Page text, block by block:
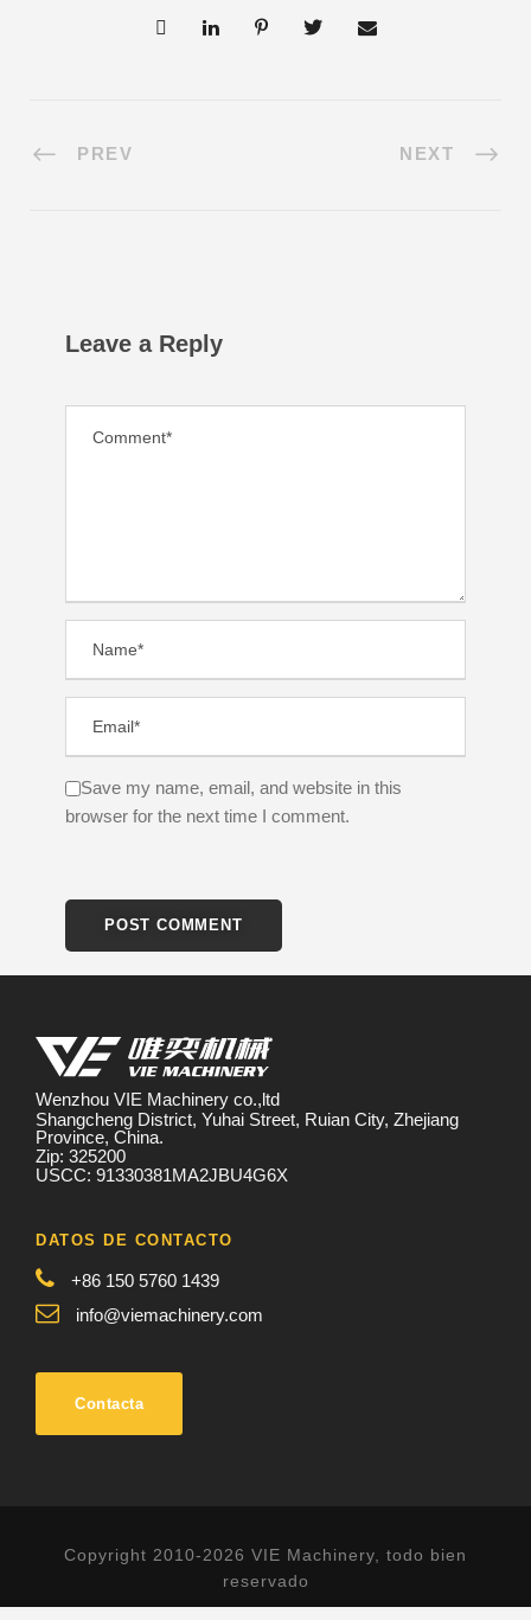
PREV NEXT
Leave a Reply
Save my name, email, and website in this
browser for the next time I comment.
Wenzhou VIE Machinery co.,ltd
Shangcheng District, Yuhai Street, Ruian City, Zhejiang
Province, China.
Zip: 325200
USCC: 91330381MA2JBU4G6X
DATOS DE CONTACTO
+86 150 5760 1439
info@viemachinery.com
Contacta
Copyright 2010-2026 VIE Machinery, todo bien
reservado